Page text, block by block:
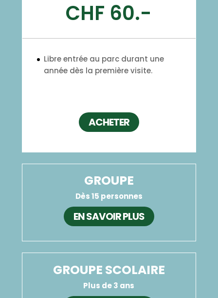
CHF 60.-
Libre entrée au parc durant une
année dès la première visite.
ACHETER
GROUPE
Dès 15 personnes
EN SAVOIR PLUS
GROUPE SCOLAIRE
Plus de 3 ans